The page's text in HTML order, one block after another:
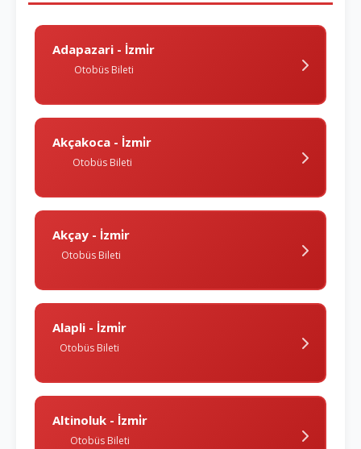
Adapazari - İzmi̇r
Otobüs Bileti
Akçakoca - İzmi̇r
Otobüs Bileti
Akçay - İzmi̇r
Otobüs Bileti
Alapli - İzmi̇r
Otobüs Bileti
Altinoluk - İzmi̇r
Otobüs Bileti